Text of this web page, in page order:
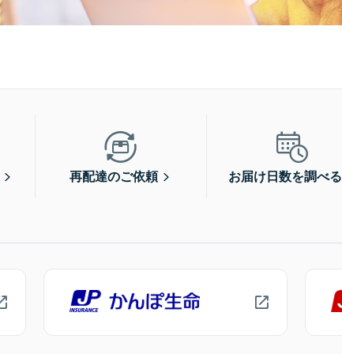
再配達のご依頼 お届け日数を調べる